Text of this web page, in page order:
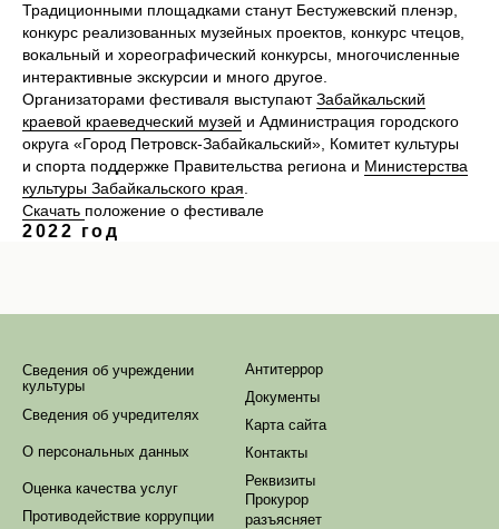
Традиционными площадками станут Бестужевский пленэр,
конкурс реализованных музейных проектов, конкурс чтецов,
вокальный и хореографический конкурсы, многочисленные
интерактивные экскурсии и много другое.
Организаторами фестиваля выступаютЗабайкальский
краевой краеведческий музей и Администрация городского
округа «Город Петровск-Забайкальский», Комитет культуры
и спорта поддержке Правительства региона и Министерства
культуры Забайкальского края
Скачать положение о фестивале
2022 год
Реквизиты
Контакты
Карта сайта
Документы
Антитеррор
Противодействие коррупции
Оценка качества услуг
О персональных данных
Сведения об учредителях
Сведения об учреждении
культуры
Прокурор
разъясняет